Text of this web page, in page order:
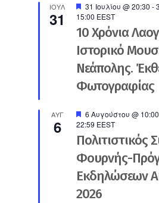
ΙΟΎΛ
31
Προτεινόμενο
31 Ιουλίου @ 20:30 -
15:00 EEST
10 Χρόνια
Ιστορικό
Νεάπολης.
Φωτογραφίας
ΑΥΓ
6
Προτεινόμενο
6 Αυγούστου @ 10:00
22:59 EEST
Πολιτιστικός
Φουρνής-
Εκδηλώσεων
2026